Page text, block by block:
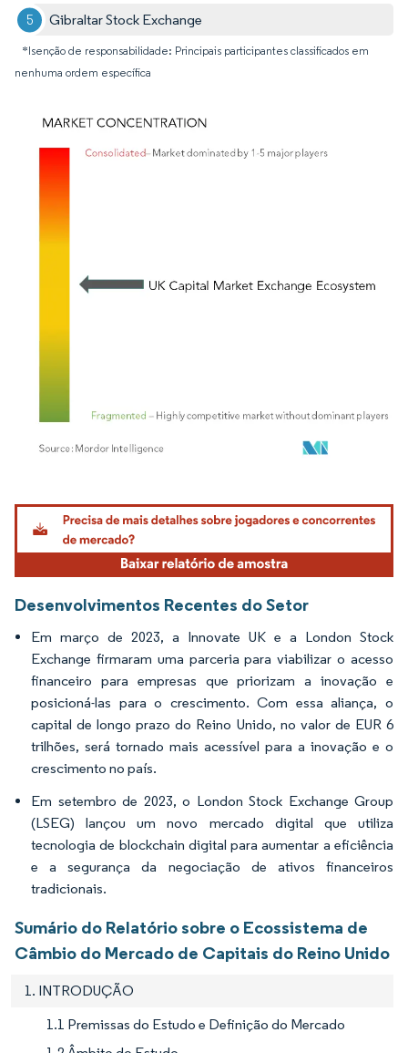
Gibraltar Stock Exchange
*Isenção de responsabilidade: Principais participantes classificados em
nenhuma ordem específica
Imagem © Mordor Intelligence. O reuso requer atribuição conforme CC BY 4.0.
Desenvolvimentos Recentes do Setor
Em março de 2023, a Innovate UK e a London Stock
Exchange firmaram uma parceria para viabilizar o acesso
financeiro para empresas que priorizam a inovação e
posicioná-las para o crescimento. Com essa aliança, o
capital de longo prazo do Reino Unido, no valor de EUR 6
trilhões, será tornado mais acessível para a inovação e o
crescimento no país.
Em setembro de 2023, o London Stock Exchange Group
(LSEG) lançou um novo mercado digital que utiliza
tecnologia de blockchain digital para aumentar a eficiência
e a segurança da negociação de ativos financeiros
tradicionais.
Sumário do Relatório sobre o Ecossistema de
Câmbio do Mercado de Capitais do Reino Unido
1. INTRODUÇÃO
1.1 Premissas do Estudo e Definição do Mercado